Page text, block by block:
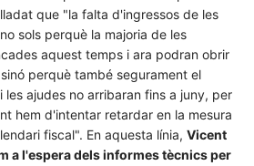
que "la falta d'ingressos de les
sols perquè la majoria de les
aquest temps i ara podran obrir
perquè també segurament el
les ajudes no arribaran fins a juny, per
hem d'intentar retardar en la mesura
fiscal". En aquesta línia, Vicent
a l'espera dels informes tècnics per